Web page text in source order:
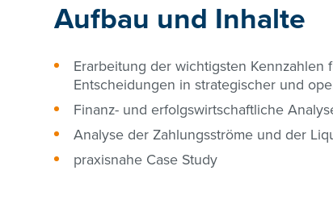
Aufbau und Inhalte
Erarbeitung der wichtigsten
Entscheidungen in strategischer und
Finanz- und erfolgswirtschaftliche
Analyse der Zahlungsströme und der
praxisnahe Case Study